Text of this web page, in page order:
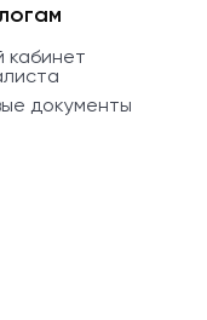
кабинет
документы